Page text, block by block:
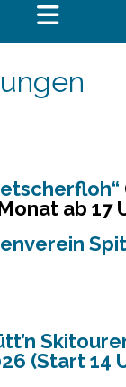
ab 17
(Start 14